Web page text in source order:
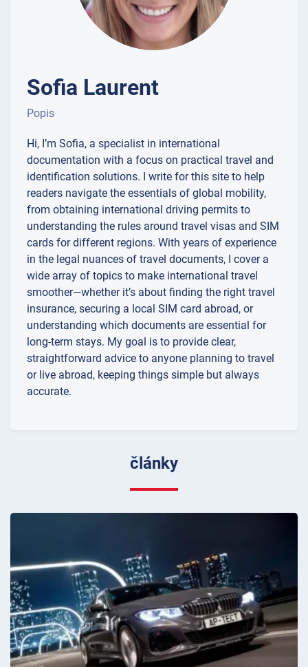
Sofia Laurent
Popis
Hi, I’m Sofia, a specialist in international
documentation with a focus on practical travel and
identification solutions. I write for this site to help
readers navigate the essentials of global mobility,
from obtaining international driving permits to
understanding the rules around travel visas and SIM
cards for different regions. With years of experience
in the legal nuances of travel documents, I cover a
wide array of topics to make international travel
smoother—whether it’s about finding the right travel
insurance, securing a local SIM card abroad, or
understanding which documents are essential for
long-term stays. My goal is to provide clear,
straightforward advice to anyone planning to travel
or live abroad, keeping things simple but always
accurate.
články